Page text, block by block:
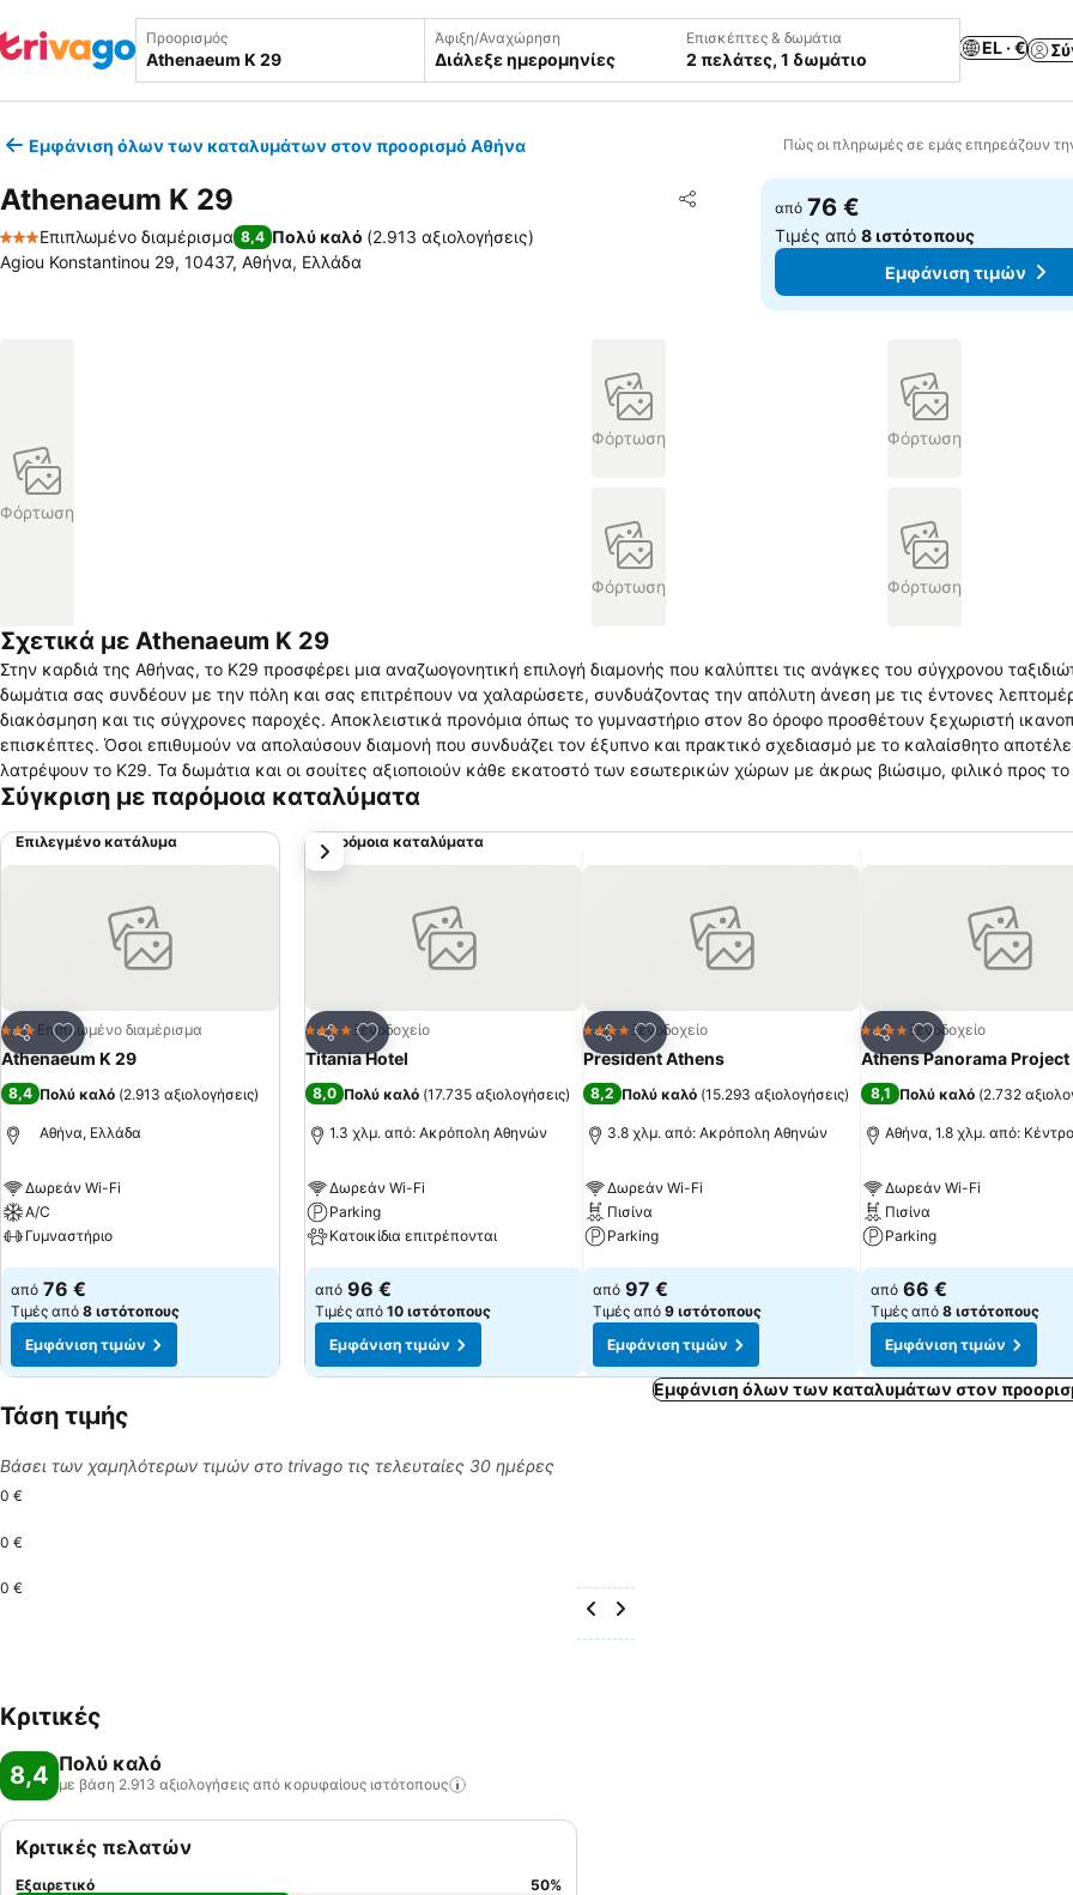
Προορισμός Άφιξη/Αναχώρηση
Διάλεξε ημερομηνίες
Επισκέπτες & δωμάτια
2 πελάτες, 1 δωμάτιο
EL · €
Εμφάνιση όλων των καταλυμάτων στον προορισμό Αθήνα Πώς οι πληρωμές σε εμάς επηρεάζουν
Athenaeum K 29 Κοινοποίηση
Προσθήκη στα αγαπημένα
3 Αστέρια
Επιπλωμένο διαμέρισμα 8,4 Πολύ καλό (2.913 αξιολογήσεις)
Agiou Konstantinou 29, 10437, Αθήνα, Ελλάδα
από 76 €
Τιμές από8 ιστότοπους
Εμφάνιση τιμών
Φόρτωση
Φόρτωση Φόρτωση
Φόρτωση Φόρτωση
Σχετικά με Athenaeum K 29
Στην καρδιά της Αθήνας, το K29 προσφέρει μια αναζωογονητική επιλογή διαμονής που καλύπτει τις ανάγκες του σύγχρονου
δωμάτια σας συνδέουν με την πόλη και σας επιτρέπουν να χαλαρώσετε, συνδυάζοντας την απόλυτη άνεση με τις έντονες
διακόσμηση και τις σύγχρονες παροχές. Αποκλειστικά προνόμια όπως το γυμναστήριο στον 8ο όροφο προσθέτουν ξεχωριστή
επισκέπτες. Όσοι επιθυμούν να απολαύσουν διαμονή που συνδυάζει τον έξυπνο και πρακτικό σχεδιασμό με το καλαίσθητο αποτέλεσμα θα
λατρέψουν το K29. Τα δωμάτια και οι σουίτες αξιοποιούν κάθε εκατοστό των εσωτερικών χώρων με άκρως βιώσιμο, φιλικό προς το
τρόπο. Οι επισκέπτες απολαμβάνουν μίνιμαλ διακόσμηση με έντονες πινελιές χρώματος. Λουσμένο με άφθονο φυσικό φως, το
νέα πρόταση στο πρόχειρο αλλά ποιοτικό φαγητό έχει ήδη δημιουργήσει ενθουσιασμό στην Αθήνα και συγκεκριμένα στο Premier.
παραδοσιακές επιλογές Ελληνικού φαγητού και φυσικά καφές, τσάι και ροφήματα, όλα σας περιμένουν.
Σύγκριση με παρόμοια καταλύματα
Επιλεγμένο κατάλυμα
Κοινοποίηση
Προσθήκη στα αγαπημένα
3 ΑστέριαΕπιπλωμένο διαμέρισμα
Athenaeum K 29
8,4 Πολύ καλό (2.913 αξιολογήσεις)
Αθήνα, Ελλάδα
Δωρεάν Wi-Fi
A/C
Γυμναστήριο
Εμφάνιση τιμών
από 76 €
Τιμές από 8 ιστότοπους
Εμφάνιση τιμών
Παρόμοια καταλύματα
Κοινοποίηση
Προσθήκη στα αγαπημένα
4 ΑστέριαΞενοδοχείο
Titania Hotel
8,0 Πολύ καλό (17.735 αξιολογήσεις)
1.3 χλμ. από: Ακρόπολη Αθηνών
Δωρεάν Wi-Fi
Parking
Κατοικίδια επιτρέπονται
Εμφάνιση τιμών
από 96 €
Τιμές από 10 ιστότοπους
Εμφάνιση τιμών
Κοινοποίηση
Προσθήκη στα αγαπημένα
4 ΑστέριαΞενοδοχείο
President Athens
8,2 Πολύ καλό (15.293 αξιολογήσεις)
3.8 χλμ. από: Ακρόπολη Αθηνών
Δωρεάν Wi-Fi
Πισίνα
Parking
Εμφάνιση τιμών
από 97 €
Τιμές από 9 ιστότοπους
Εμφάνιση τιμών
Κοινοποίηση
Προσθήκη στα
4 ΑστέριαΞενοδοχείο
Athens Panorama Project
8,1 Πολύ καλό (2.732
Αθήνα, 1.8 χλμ. από:
Δωρεάν Wi-Fi
Πισίνα
Parking
Εμφάνιση τιμών
από 66 €
Τιμές από 8 ιστότοπους
Εμφάνιση τιμών
επόμενο
Εμφάνιση όλων των καταλυμάτων στον
Τάση τιμής
Βάσει των χαμηλότερων τιμών στο trivago τις τελευταίες 30 ημέρες
0 €
0 €
0 €
Κριτικές
8,4 Πολύ καλό
με βάση 2.913 αξιολογήσεις από κορυφαίους ιστότοπους
Κριτικές πελατών
Εξαιρετικό 50%